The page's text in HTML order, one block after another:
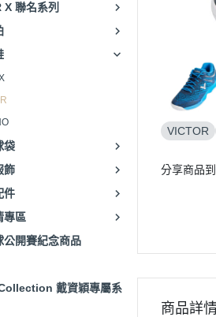
X 聯名系列
袋
飾
件
專區
公開賽紀念商品
戴資穎專屬系
VICTOR
分享商品到
商品詳